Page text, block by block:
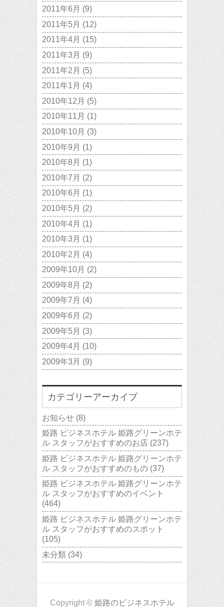
2011年6月 (9)
2011年5月 (12)
2011年4月 (15)
2011年3月 (9)
2011年2月 (5)
2011年1月 (4)
2010年12月 (5)
2010年11月 (1)
2010年10月 (3)
2010年9月 (1)
2010年8月 (1)
2010年7月 (2)
2010年6月 (1)
2010年5月 (2)
2010年4月 (1)
2010年3月 (1)
2010年2月 (4)
2009年10月 (2)
2009年8月 (2)
2009年7月 (4)
2009年6月 (2)
2009年5月 (3)
2009年4月 (10)
2009年3月 (9)
カテゴリーアーカイブ
お知らせ (8)
姫路 ビジネスホテル 姫路グリーンホテ
ル スタッフがおすすめのお店 (237)
姫路 ビジネスホテル 姫路グリーンホテ
ル スタッフがおすすめのもの (37)
姫路 ビジネスホテル 姫路グリーンホテ
ル スタッフがおすすめのイベント
(464)
姫路 ビジネスホテル 姫路グリーンホテ
ル スタッフがおすすめのスポット
(105)
未分類 (34)
Copyright © 姫路のビジネスホテル